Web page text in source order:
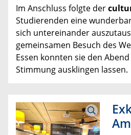
Im Anschluss folgte der
Studierenden eine
sich untereinander
gemeinsamen Besuch des
Essen konnten sie den
Stimmung ausklingen lassen.